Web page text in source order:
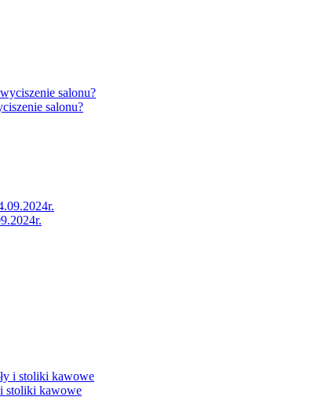
salonu?
stoliki kawowe